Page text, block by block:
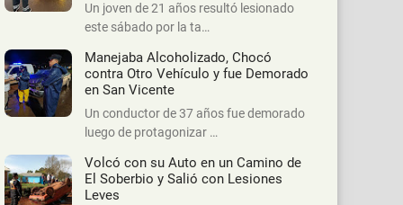
Un joven de 21 años resultó lesionado
este sábado por la ta…
Manejaba Alcoholizado, Chocó
contra Otro Vehículo y fue Demorado
en San Vicente
Un conductor de 37 años fue demorado
luego de protagonizar …
Volcó con su Auto en un Camino de
El Soberbio y Salió con Lesiones
Leves